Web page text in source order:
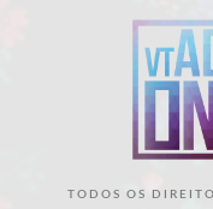
TODOS OS